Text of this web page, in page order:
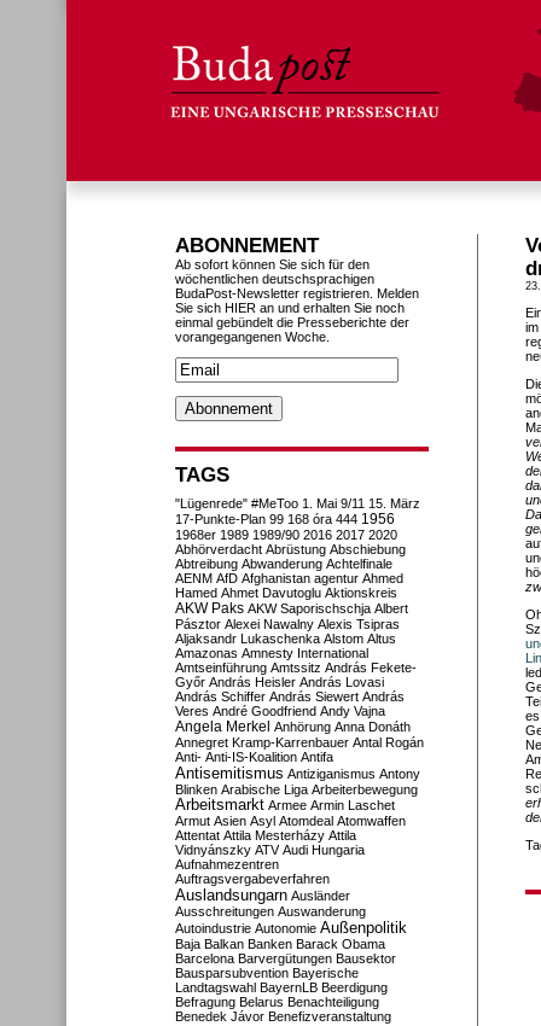
ABONNEMENT
Ab sofort können Sie sich für den
wöchentlichen deutschsprachigen
BudaPost-Newsletter registrieren. Melden
Sie sich HIER an und erhalten Sie noch
einmal gebündelt die Presseberichte der
vorangegangenen Woche.
TAGS
"Lügenrede" #MeToo 1. Mai 9/11 15. März
17-Punkte-Plan 99 168 óra 444 1956
1968er 1989 1989/90 2016 2017 2020
Abhörverdacht Abrüstung Abschiebung
Abtreibung Abwanderung Achtelfinale
AENM AfD Afghanistan agentur Ahmed
Hamed Ahmet Davutoglu Aktionskreis
AKW Paks AKW Saporischschja Albert
Pásztor Alexei Nawalny Alexis Tsipras
Aljaksandr Lukaschenka Alstom Altus
Amazonas Amnesty International
Amtseinführung Amtssitz András Fekete-
Győr András Heisler András Lovasi
András Schiffer András Siewert András
Veres André Goodfriend Andy Vajna
Angela Merkel Anhörung Anna Donáth
Annegret Kramp-Karrenbauer Antal Rogán
Anti- Anti-IS-Koalition Antifa
Antisemitismus Antiziganismus Antony
Blinken Arabische Liga Arbeiterbewegung
Arbeitsmarkt Armee Armin Laschet
Armut Asien Asyl Atomdeal Atomwaffen
Attentat Attila Mesterházy Attila
Vidnyánszky ATV Audi Hungaria
Aufnahmezentren
Auftragsvergabeverfahren
Auslandsungarn Ausländer
Ausschreitungen Auswanderung
Autoindustrie Autonomie Außenpolitik
Baja Balkan Banken Barack Obama
Barcelona Barvergütungen Bausektor
Bausparsubvention Bayerische
Landtagswahl BayernLB Beerdigung
Befragung Belarus Benachteiligung
Benedek Jávor Benefizveranstaltung